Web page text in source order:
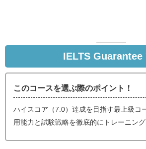
IELTS Guarantee
このコースを選ぶ際のポイント！
ハイスコア（7.0）達成を目指す最上級コ
用能力と試験戦略を徹底的にトレーニング